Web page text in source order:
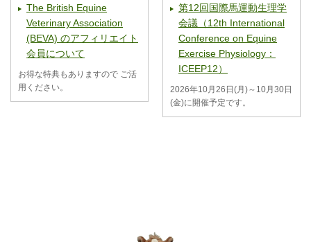
The British Equine
Veterinary Association
(BEVA) のアフィリエイト
会員について
お得な特典もありますので ご活
用ください。
第12回国際馬運動生理学
会議（12th International
Conference on Equine
Exercise Physiology：
ICEEP12）
2026年10月26日(月)～10月30日
(金)に開催予定です。